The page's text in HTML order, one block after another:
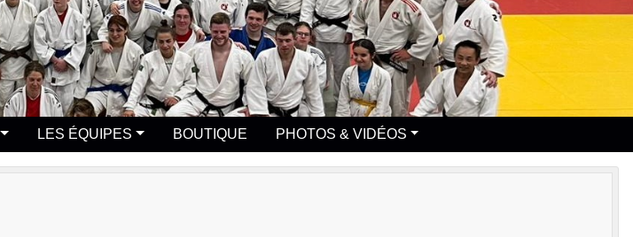
LES ÉQUIPES BOUTIQUE PHOTOS & VIDÉOS